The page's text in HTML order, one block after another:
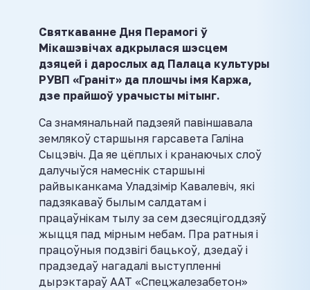
Святкаванне Дня Перамогі ў
Мікашэвічах адкрылася шэсцем
дзяцей і дарослых ад Палаца культуры
РУВП «Граніт» да плошчы імя Каржа,
дзе прайшоў урачысты мітынг.
Са знамянальнай падзеяй павіншавала
землякоў старшыня гарсавета Галіна
Сыцэвіч. Да яе цёплых і кранаючых слоў
далучыўся намеснік старшыні
райвыканкама Уладзімір Кавалевіч, які
падзякаваў былым салдатам і
працаўнікам тылу за сем дзесяцігоддзяў
жыцця пад мірным небам. Пра ратныя і
працоўныя подзвігі бацькоў, дзедаў і
прадзедаў нагадалі выступленні
дырэктараў ААТ «Спецжалезабетон»